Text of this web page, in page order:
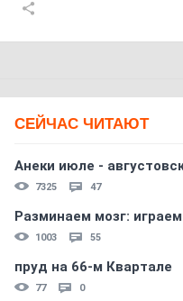
СЕЙЧАС ЧИТАЮТ
Анеки июле -
7325 47
Разминаем мозг:
1003 55
пруд на 66-м Квартале
77 0